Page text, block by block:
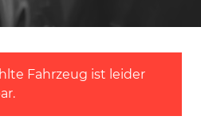
Fahrzeug ist leider